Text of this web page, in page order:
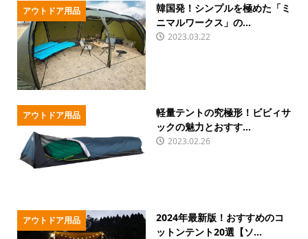
アウトドア用品
韓国発！シンプルを極めた「ミ
ニマルワークス」の...
2023.03.22
アウトドア用品
軽量テントの究極形！ビビィサ
ックの魅力とおすす...
2023.02.26
アウトドア用品
2024年最新版！おすすめのコ
ットンテント20選【ソ...